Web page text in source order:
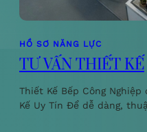
HỒ SƠ NĂNG LỰC
TƯ VẤN THIẾT KẾ
Thiết Kế Bếp Công
Kế Uy Tín Để dễ dàng,